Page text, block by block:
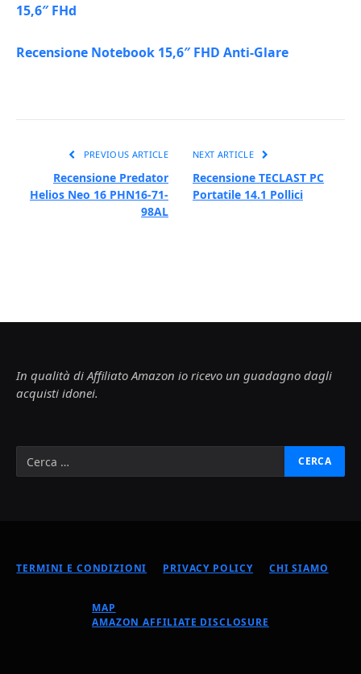
15,6″ FHd
Recensione Notebook 15,6″ FHD Anti-Glare
PREVIOUS ARTICLE
Recensione Predator
Helios Neo 16 PHN16-71-
98AL
NEXT ARTICLE
Recensione TECLAST PC
Portatile 14.1 Pollici
In qualità di Affiliato Amazon io ricevo un guadagno dagli
acquisti idonei.
TERMINI E CONDIZIONI PRIVACY POLICY CHI SIAMO
MAP
AMAZON AFFILIATE DISCLOSURE